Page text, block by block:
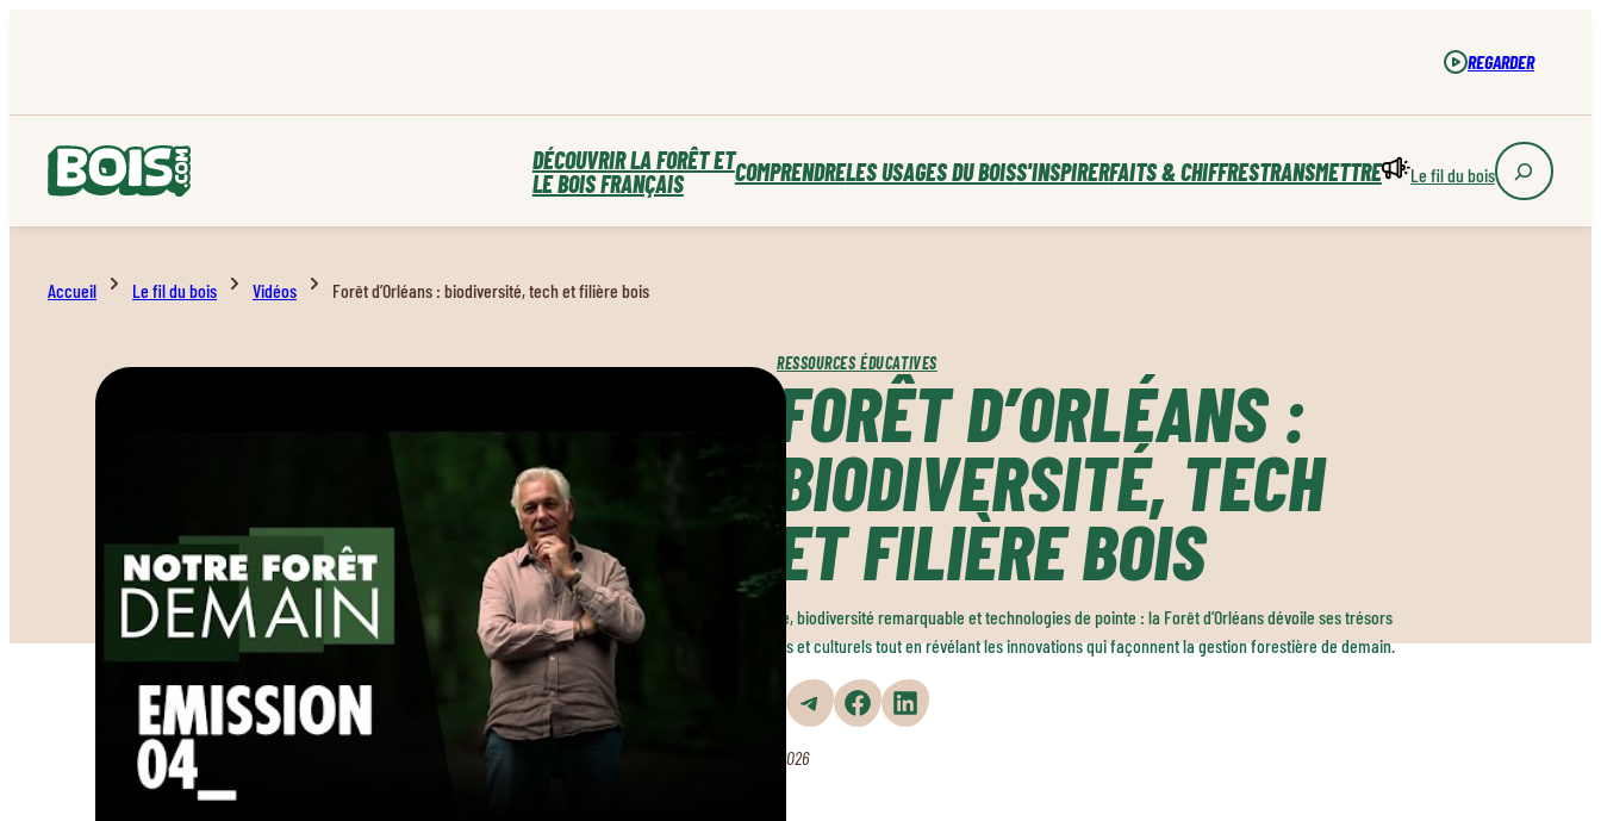
REGARDER
DÉCOUVRIR LA FORÊT ET
LE BOIS FRANÇAIS
COMPRENDRELES USAGES DU BOISS'INSPIRERFAITS & CHIFFRESTRANSMETTRE Le fil du bois
Accueil Le fil du bois Vidéos Forêt d’Orléans : biodiversité, tech et filière bois
RESSOURCES ÉDUCATIVES
FORÊT D’ORLÉANS :
BIODIVERSITÉ, TECH
ET FILIÈRE BOIS
Histoire, biodiversité remarquable et technologies de pointe : la Forêt d’Orléans dévoile ses trésors
naturels et culturels tout en révélant les innovations qui façonnent la gestion forestière de demain.
Partager sur Telegram Partager sur Facebook Partager sur LinkedIn
1 avril 2026